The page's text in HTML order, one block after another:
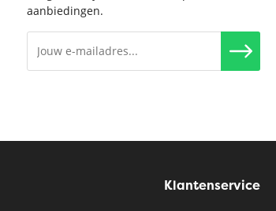
aanbiedingen.
Klantenservice